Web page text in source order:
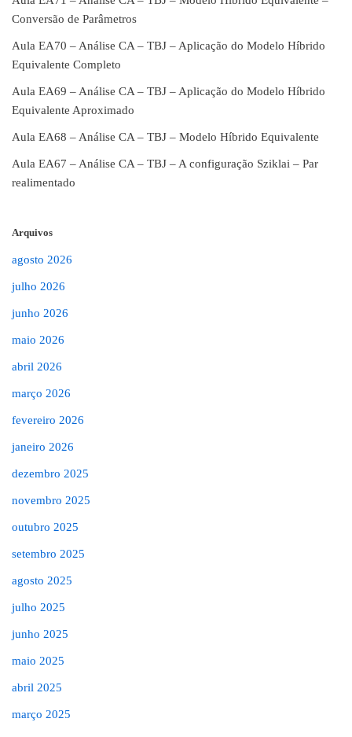
Conversão de Parâmetros
Aula EA70 – Análise CA – TBJ – Aplicação do Modelo Híbrido
Equivalente Completo
Aula EA69 – Análise CA – TBJ – Aplicação do Modelo Híbrido
Equivalente Aproximado
Aula EA68 – Análise CA – TBJ – Modelo Híbrido Equivalente
Aula EA67 – Análise CA – TBJ – A configuração Sziklai – Par
realimentado
Arquivos
agosto 2026
julho 2026
junho 2026
maio 2026
abril 2026
março 2026
fevereiro 2026
janeiro 2026
dezembro 2025
novembro 2025
outubro 2025
setembro 2025
agosto 2025
julho 2025
junho 2025
maio 2025
abril 2025
março 2025